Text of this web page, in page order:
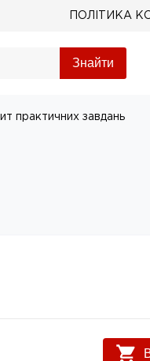
ПОЛІТИКА
Знайти
практичних завдань